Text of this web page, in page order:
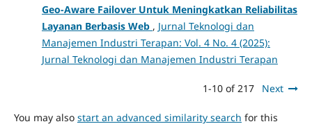
Geo-Aware Failover Untuk Meningkatkan Reliabilitas
Layanan Berbasis Web , Jurnal Teknologi dan
Manajemen Industri Terapan: Vol. 4 No. 4 (2025):
Jurnal Teknologi dan Manajemen Industri Terapan
1-10 of 217 Next
You may also start an advanced similarity search for this